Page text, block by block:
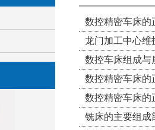
数控精密车床的
龙门加工中心维
数控车床组成与
数控精密车床的
数控精密车床的
铣床的主要组成